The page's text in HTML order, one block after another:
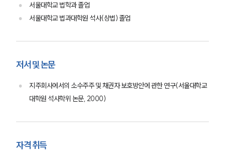
서울대학교 법학과 졸업
서울대학교 법과대학원 석사(상법) 졸업
저서 및 논문
지주회사에서의 소수주주 및 채권자 보호방안에 관한 연구(서울대학교
대학원 석사학위 논문, 2000)
자격 취득